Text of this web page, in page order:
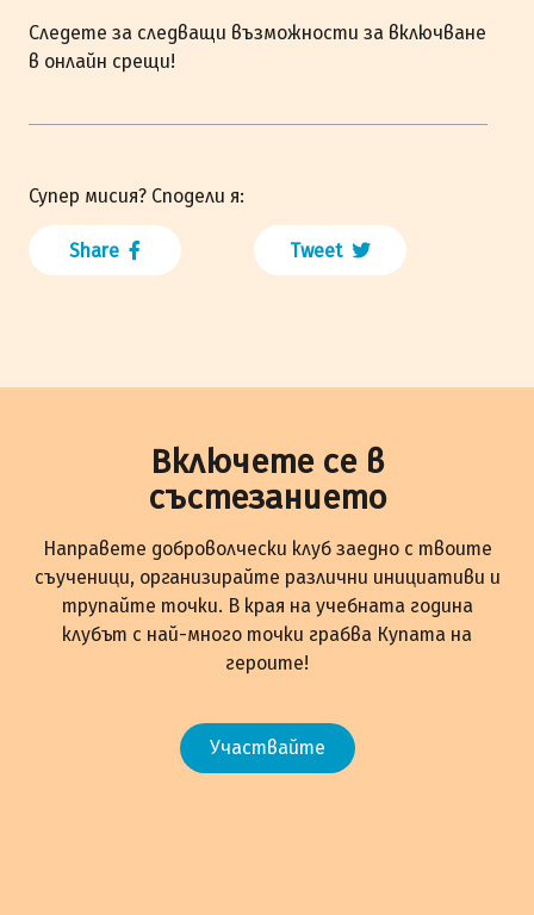
Следете за следващи възможности за включване
в онлайн срещи!
Супер мисия? Сподели я:
Share Tweet
Включете се в
състезанието
Направете доброволчески клуб заедно с твоите
съученици, организирайте различни инициативи и
трупайте точки. В края на учебната година
клубът с най-много точки грабва Купата на
героите!
Участвайте